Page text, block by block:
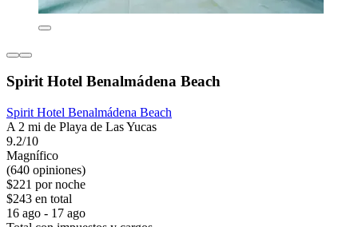
Spirit Hotel Benalmádena Beach
Spirit Hotel Benalmádena Beach
A 2 mi de Playa de Las Yucas
9.2/10
Magnífico
(640 opiniones)
$221 por noche
$243 en total
16 ago - 17 ago